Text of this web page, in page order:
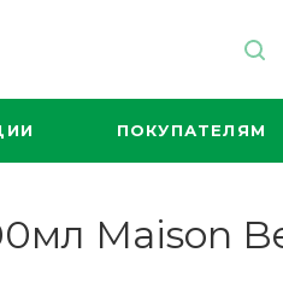
ПОКУПАТЕЛЯМ
Maison